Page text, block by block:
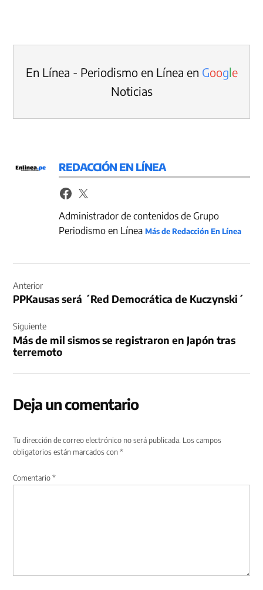
En Línea - Periodismo en Línea en Google
Noticias
REDACCIÓN EN LÍNEA
Administrador de contenidos de Grupo
Periodismo en LíneaMás de Redacción En Línea
de
entradas
Anterior
PPKausas será ´Red Democrática de Kuczynski´
Siguiente
Más de mil sismos se registraron en Japón tras
terremoto
Deja un comentario
Tu dirección de correo electrónico no será publicada. Los campos
obligatorios están marcados con*
Comentario*